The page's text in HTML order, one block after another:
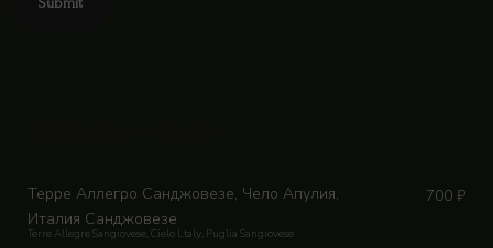
Терре Аллегро Санджовезе, Чело Апулия,
Италия Санджовезе
700 ₽
Terre Allegre Sangiovese, Cielo Ltaly, Puglia Sangiovese